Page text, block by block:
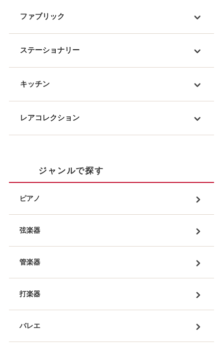
ファブリック
ステーショナリー
キッチン
レアコレクション
ジャンルで探す
ピアノ
弦楽器
管楽器
打楽器
バレエ